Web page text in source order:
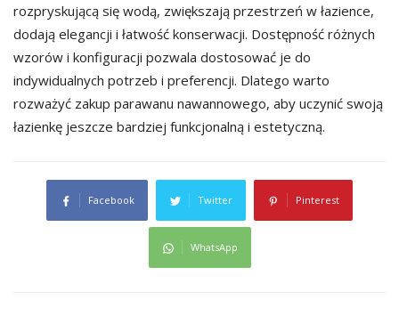
rozpryskującą się wodą, zwiększają przestrzeń w łazience,
dodają elegancji i łatwość konserwacji. Dostępność różnych
wzorów i konfiguracji pozwala dostosować je do
indywidualnych potrzeb i preferencji. Dlatego warto
rozważyć zakup parawanu nawannowego, aby uczynić swoją
łazienkę jeszcze bardziej funkcjonalną i estetyczną.
Facebook Twitter Pinterest
WhatsApp